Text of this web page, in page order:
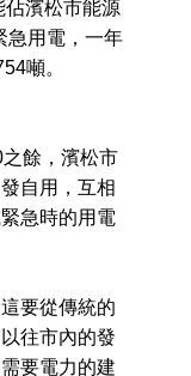
濱松市能源
急用電，一年
噸。
餘，濱松市
自用，互相
急時的用電
要從傳統的
往市內的發
要電力的建